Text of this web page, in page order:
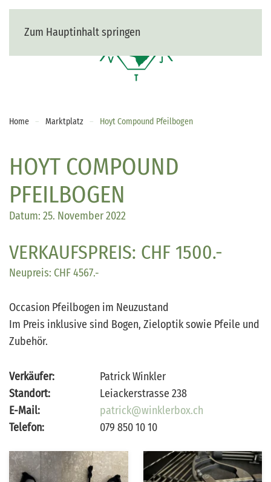
Zum Hauptinhalt springen
Home Marktplatz Hoyt Compound Pfeilbogen
HOYT COMPOUND
PFEILBOGEN
Datum: 25. November 2022
VERKAUFSPREIS: CHF 1500.-
Neupreis: CHF 4567.-
Occasion Pfeilbogen im Neuzustand
Im Preis inklusive sind Bogen, Zieloptik sowie Pfeile und
Zubehör.
Verkäufer:
Patrick Winkler
Standort:
Leiackerstrasse 238
E-Mail:
patrick@winklerbox.ch
Telefon:
079 850 10 10